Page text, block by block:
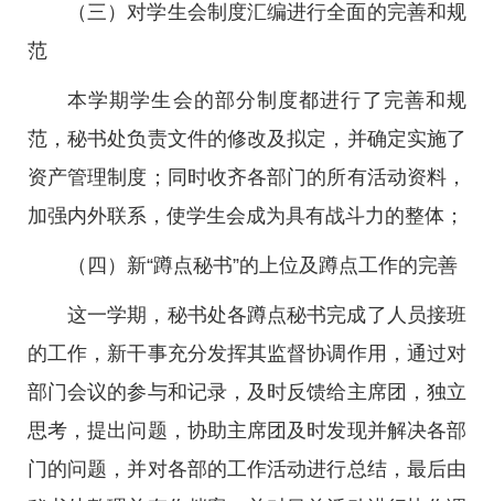
（三）对学生会制度汇编进行全面的完善和规
范
本学期学生会的部分制度都进行了完善和规
范，秘书处负责文件的修改及拟定，并确定实施了
资产管理制度；同时收齐各部门的所有活动资料，
加强内外联系，使学生会成为具有战斗力的整体；
（四）新“蹲点秘书”的上位及蹲点工作的完善
这一学期，秘书处各蹲点秘书完成了人员接班
的工作，新干事充分发挥其监督协调作用，通过对
部门会议的参与和记录，及时反馈给主席团，独立
思考，提出问题，协助主席团及时发现并解决各部
门的问题，并对各部的工作活动进行总结，最后由